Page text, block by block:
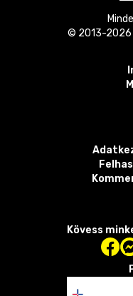
© 2013-2026
Kövess